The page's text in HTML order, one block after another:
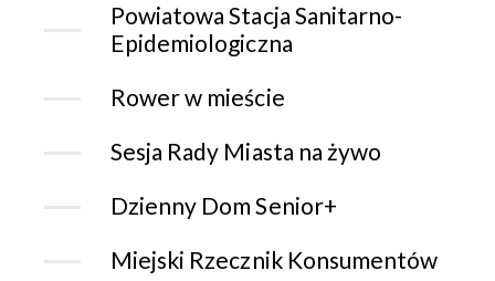
Powiatowa Stacja Sanitarno-
Epidemiologiczna
Rower w mieście
Sesja Rady Miasta na żywo
Dzienny Dom Senior+
Miejski Rzecznik Konsumentów